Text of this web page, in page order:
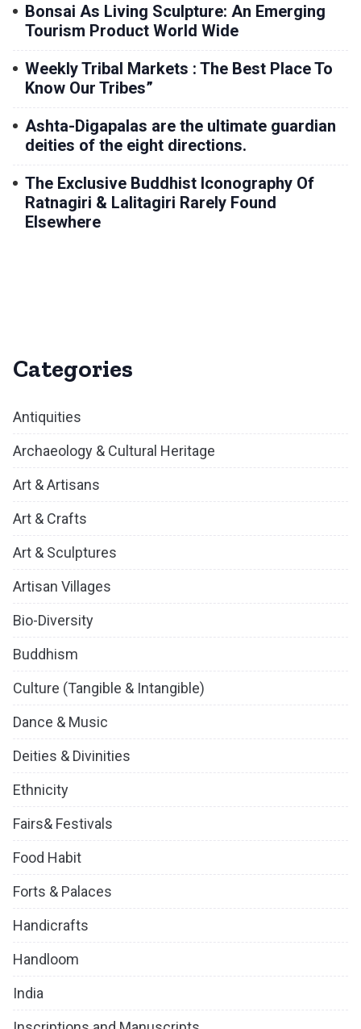
Bonsai As Living Sculpture: An Emerging
Tourism Product World Wide
Weekly Tribal Markets : The Best Place To
Know Our Tribes”
Ashta-Digapalas are the ultimate guardian
deities of the eight directions.
The Exclusive Buddhist Iconography Of
Ratnagiri & Lalitagiri Rarely Found
Elsewhere
Categories
Antiquities
Archaeology & Cultural Heritage
Art & Artisans
Art & Crafts
Art & Sculptures
Artisan Villages
Bio-Diversity
Buddhism
Culture (Tangible & Intangible)
Dance & Music
Deities & Divinities
Ethnicity
Fairs& Festivals
Food Habit
Forts & Palaces
Handicrafts
Handloom
India